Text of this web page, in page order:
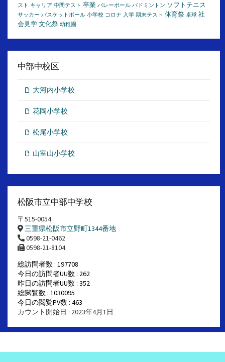
スト キャリア 中間テスト 卒業 バレーボール バドミントン ソフトテニス
サッカー バスケットボール 小学校 コロナ 入学 期末テスト 体育祭 卓球 社
会見学 文化祭 幼稚園
中部中校区
大河内小学校
花岡小学校
松尾小学校
山室山小学校
松阪市立中部中学校
〒515-0054
三重県松阪市立野町1344番地
0598-21-0462
0598-21-8104
総訪問者数 : 197708
今日の訪問者UU数 : 262
昨日の訪問者UU数 : 352
総閲覧数 : 1030095
今日の閲覧PV数 : 463
カウント開始日 : 2023年4月1日